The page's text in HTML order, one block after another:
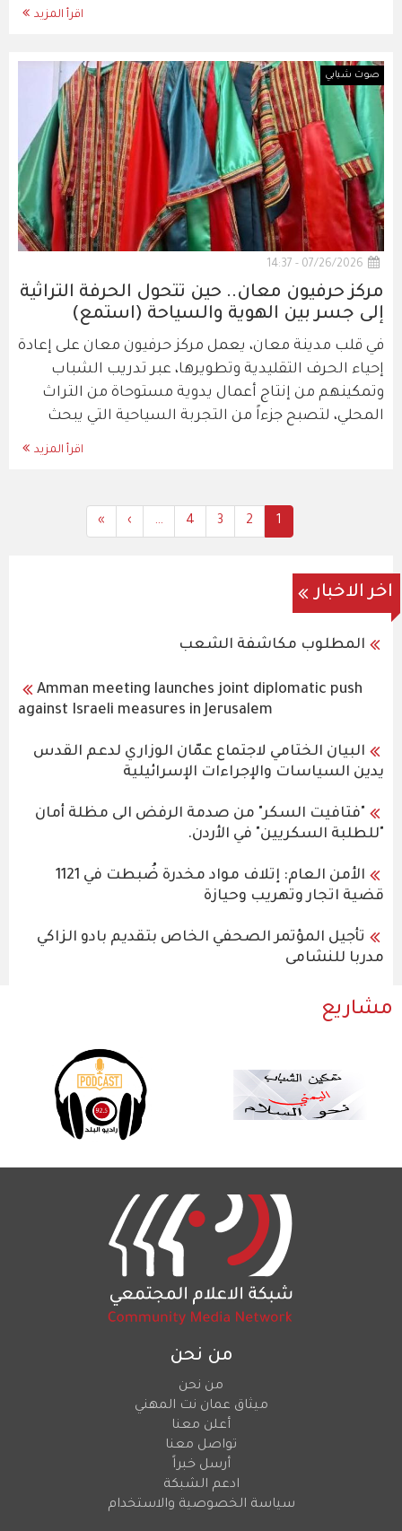
اقرأ المزيد
صوت شبابي
07/26/2026 - 14:37
مركز حرفيون معان.. حين تتحول الحرفة التراثية
إلى جسر بين الهوية والسياحة (استمع)
في قلب مدينة معان، يعمل مركز حرفيون معان على إعادة
إحياء الحرف التقليدية وتطويرها، عبر تدريب الشباب
وتمكينهم من إنتاج أعمال يدوية مستوحاة من التراث
المحلي، لتصبح جزءاً من التجربة السياحية التي يبحث
اقرأ المزيد
Current
page
1
All
Content
2
All
Content
3
All
Content
4
…
Next
page
›
Last
page
»
اخر الاخبار
المطلوب مكاشفة الشعب
Amman meeting launches joint diplomatic push
against Israeli measures in Jerusalem
البيان الختامي لاجتماع عمّان الوزاري لدعم القدس
يدين السياسات والإجراءات الإسرائيلية
"فتافيت السكر" من صدمة الرفض الى مظلة أمان
"للطلبة السكريين" في الأردن.
الأمن العام: إتلاف مواد مخدرة ضُبطت في 1121
قضية اتجار وتهريب وحيازة
تأجيل المؤتمر الصحفي الخاص بتقديم بادو الزاكي
مدربا للنشامى
مشاريع
من نحن
من نحن
ميثاق عمان نت المهني
أعلن معنا
تواصل معنا
أرسل خبراً
ادعم الشبكة
سياسة الخصوصية والاستخدام